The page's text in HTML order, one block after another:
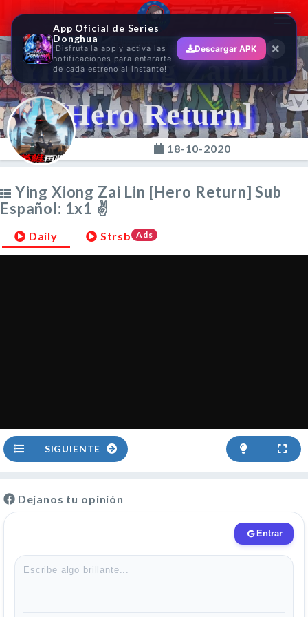
Ying Xiong Zai Lin
[Hero Return]
18-10-2020
Ying Xiong Zai Lin [Hero Return] Sub
Español: 1x1 ✌
Daily Strsb Ads
SIGUIENTE
Dejanos tu opinión
App Oficial de Series
Donghua
¡Disfruta la app y activa las
notificaciones para enterarte
de cada estreno al instante!
Descargar APK